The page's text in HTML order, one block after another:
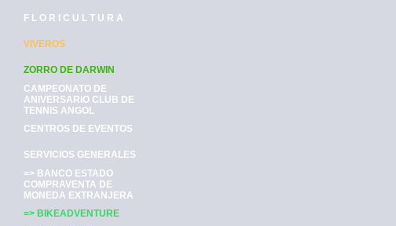
F L O R I C U L T U R A
VIVEROS
ZORRO DE DARWIN
CAMPEONATO DE
ANIVERSARIO CLUB DE
TENNIS ANGOL
CENTROS DE EVENTOS
SERVICIOS GENERALES
=> BANCO ESTADO
COMPRAVENTA DE
MONEDA EXTRANJERA
=> BIKEADVENTURE